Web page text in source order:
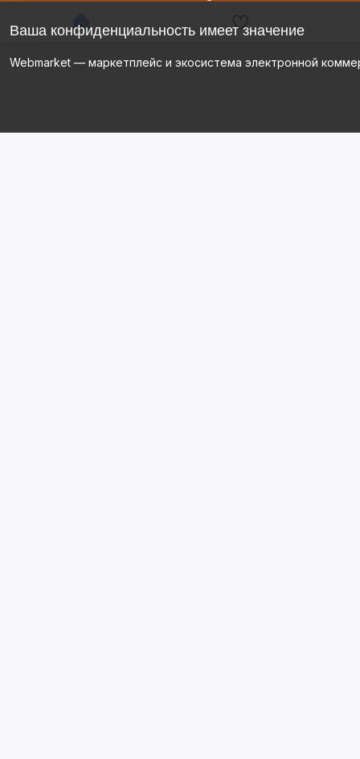
Ваша конфиденциальность имеет значение
Webmarket — маркетплейс и экосистема электронной